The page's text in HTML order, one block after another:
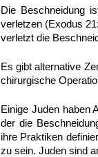
Die Beschneidung
verletzen (Exodus
verletzt die
Es gibt alternative
chirurgische
Einige Juden haben
der die
ihre Praktiken
zu sein. Juden sind